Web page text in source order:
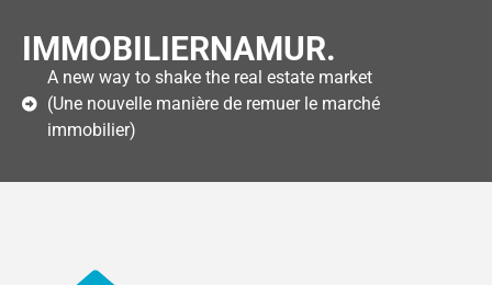
IMMOBILIERNAMUR.
A new way to shake the real estate market
(Une nouvelle manière de remuer le marché
immobilier)